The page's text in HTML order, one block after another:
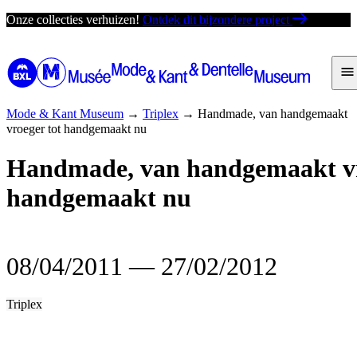
Ga
de
inhoud
Onze collecties verhuizen! Ontdek dit bijzondere project
Mode & Kant Museum → Triplex → Handmade, van handgemaakt
vroeger tot handgemaakt nu
Handmade, van handgemaakt
handgemaakt nu
08/04/2011 ― 27/02/2012
Triplex